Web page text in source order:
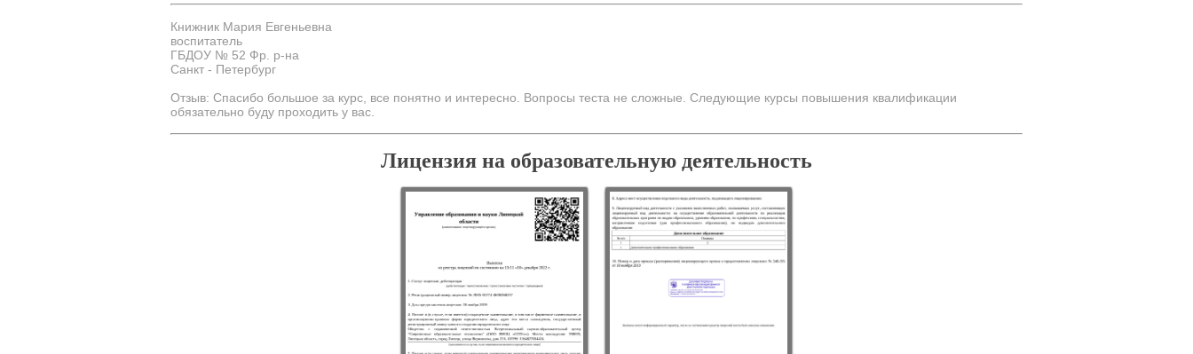
Книжник Мария Евгеньевна
воспитатель
ГБДОУ № 52 Фр. р-на
Санкт - Петербург
Отзыв: Спасибо большое за курс, все понятно и интересно. Вопросы теста не сложные. Следующие курсы повышения квалификации
обязательно буду проходить у вас.
Лицензия на образовательную деятельность